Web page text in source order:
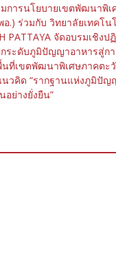
การนโยบายเขตพัฒนาพิเ
.) ร่วมกับ วิทยาลัยเทคโน
PATTAYA จัดอบรมเชิงป
กระดับภูมิปัญญาอาหารสู่ก
นที่เขตพัฒนาพิเศษภาคตะ
นวคิด “รากฐานแห่งภูมิปัญ
ย่างยั่งยืน”